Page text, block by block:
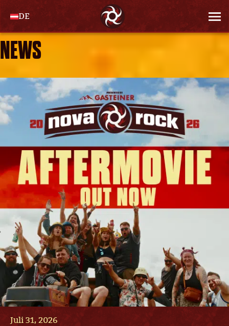
DE
NEWS
Juli 31, 2026